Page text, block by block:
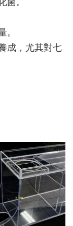
成，尤其對七